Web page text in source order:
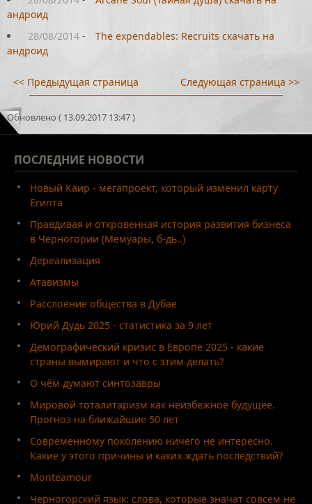
андроид
28/08/2014 -
The expendables: Recruits скачать на
андроид
<< Предыдущая страница Следующая страница >>
Обновлено ( 13.09.2017 13:47 )
ПОСЛЕДНИЕ НОВОСТИ
Новый Каир - мегапроект, который изменил карту
Египта
Правдивая и откровенная история развития бизнеса
в Черногории (Мемуары, б-дь..)
Дереализация
Атавизмы
Расслоение общества в Дубае
Юрий Дудь 2025 - статистика за 9 лет
Демографический кризис в Европе 2025 - какие
страны вымирают и что с этим делать?
О чём думают синтозавры
Мировой тоталитаризм как неизбежное будущее.
Прогноз на ближайшие 50 лет
Современному поколению ничего не интересно.
Какие у этого причины и каких ждать последствий?
Monteamour
Черногорский язык: слова, которые значат совсем не